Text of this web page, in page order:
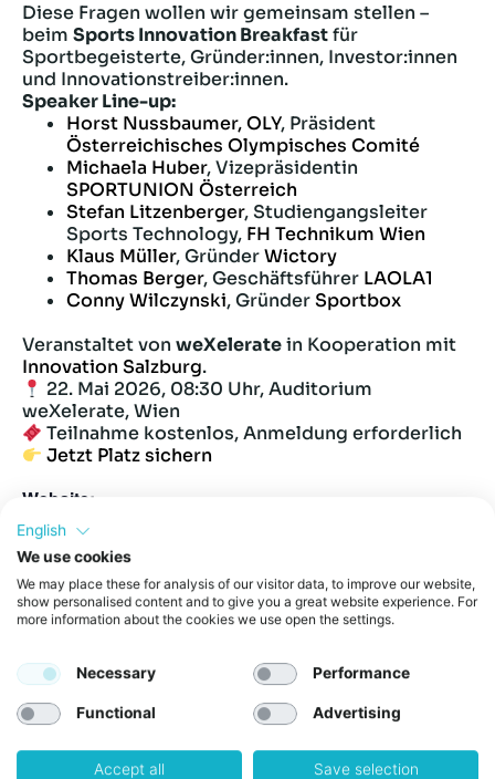
Diese Fragen wollen wir gemeinsam stellen –
beim Sports Innovation Breakfastfür
Sportbegeisterte, Gründer:innen, Investor:innen
und Innovationstreiber:innen.
Speaker Line-up:
Horst Nussbaumer, OLY, Präsident
Österreichisches Olympisches Comité
Michaela Huber, Vizepräsidentin
SPORTUNION Österreich
Stefan Litzenberger, Studiengangsleiter
Sports Technology, FH Technikum Wien
Klaus Müller, GründerWictory
Thomas Berger, Geschäftsführer LAOLA1
Conny Wilczynski, GründerSportbox
Veranstaltet von weXeleratein Kooperation mit
Innovation Salzburg.
22. Mai 2026, 08:30 Uhr, Auditorium
weXelerate, Wien
Teilnahme kostenlos, Anmeldung erforderlich
Jetzt Platz sichern
Website:
https://www.eventbrite.at/e/wann-kommt-das-nachste-
runtastic-tickets-1985791076566
Praterstraße 1
English
We use cookies
We may place these for analysis of our visitor data, to improve our website,
show personalised content and to give you a great website experience. For
more information about the cookies we use open the settings.
Necessary Performance
Functional Advertising
Accept all Save selection